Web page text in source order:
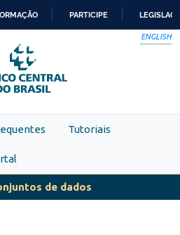
PARA
O
CONTEÚDO
PARTICIPE
ENGLISH
Tutoriais
de dados